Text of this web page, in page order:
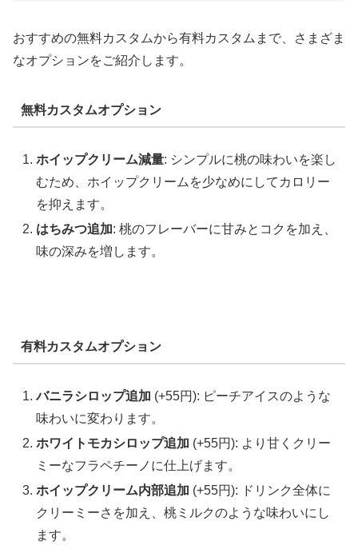
おすすめの無料カスタムから有料カスタムまで、さまざま
なオプションをご紹介します。
無料カスタムオプション
ホイップクリーム減量: シンプルに桃の味わいを楽し
むため、ホイップクリームを少なめにしてカロリー
を抑えます。
はちみつ追加: 桃のフレーバーに甘みとコクを加え、
味の深みを増します。
有料カスタムオプション
バニラシロップ追加 (+55円): ピーチアイスのような
味わいに変わります。
ホワイトモカシロップ追加 (+55円): より甘くクリー
ミーなフラペチーノに仕上げます。
ホイップクリーム内部追加 (+55円): ドリンク全体に
クリーミーさを加え、桃ミルクのような味わいにし
ます。